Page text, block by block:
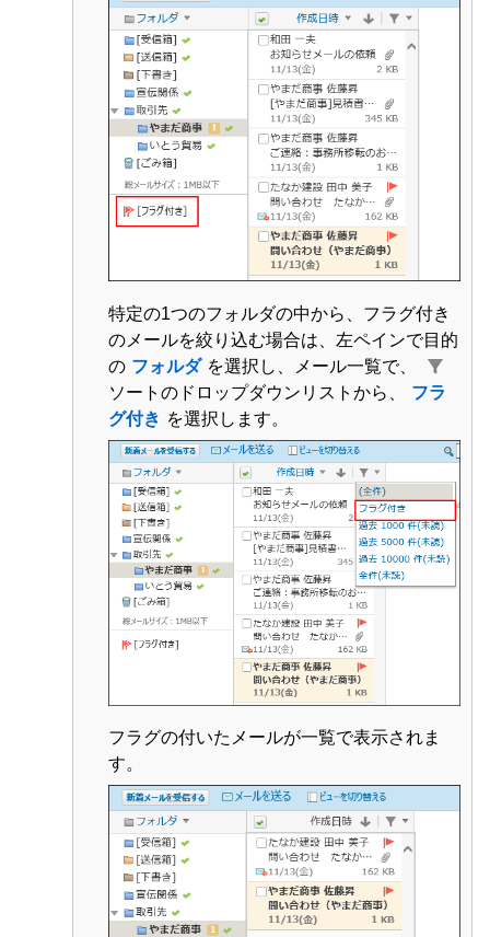
特定の1つのフォルダの中から、フラグ付き
のメールを絞り込む場合は、左ペインで目的
の フォルダ を選択し、メール一覧で、
ソートのドロップダウンリストから、
フラ
グ付き を選択します。
フラグの付いたメールが一覧で表示されま
す。